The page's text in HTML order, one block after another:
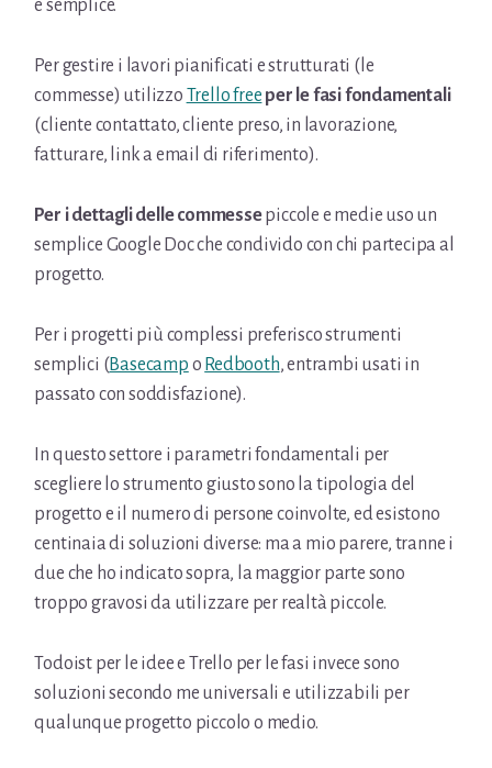
e semplice.
Per gestire i lavori pianificati e strutturati (le
commesse) utilizzo Trello free per le fasi fondamentali
(cliente contattato, cliente preso, in lavorazione,
fatturare, link a email di riferimento).
Per i dettagli delle commessepiccole e medie uso un
semplice Google Doc che condivido con chi partecipa al
progetto.
Per i progetti più complessi preferisco strumenti
semplici (Basecamp o Redbooth, entrambi usati in
passato con soddisfazione).
In questo settore i parametri fondamentali per
scegliere lo strumento giusto sono la tipologia del
progetto e il numero di persone coinvolte, ed esistono
centinaia di soluzioni diverse: ma a mio parere, tranne i
due che ho indicato sopra, la maggior parte sono
troppo gravosi da utilizzare per realtà piccole.
Todoist per le idee e Trello per le fasi invece sono
soluzioni secondo me universali e utilizzabili per
qualunque progetto piccolo o medio.